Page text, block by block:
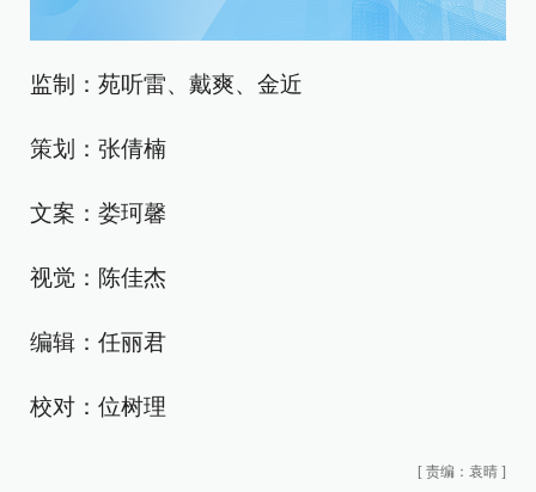
监制：苑听雷、戴爽、金近
策划：张倩楠
文案：娄珂馨
视觉：陈佳杰
编辑：任丽君
校对：位树理
[ 责编：袁晴 ]